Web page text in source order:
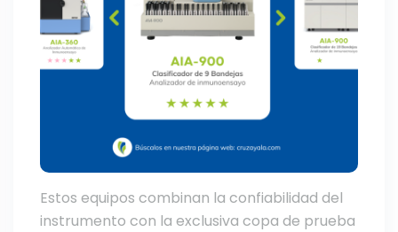
Estos equipos combinan la confiabilidad del
instrumento con la exclusiva copa de prueba